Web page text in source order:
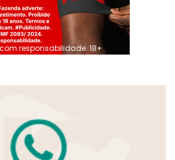
responsabilidade. 18+